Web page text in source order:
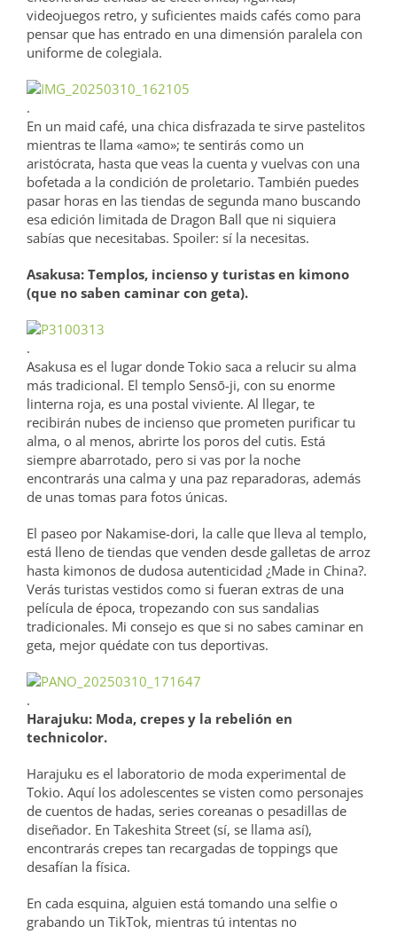
videojuegos retro, y suficientes maids cafés como para
pensar que has entrado en una dimensión paralela con
uniforme de colegiala.
.
En un maid café, una chica disfrazada te sirve pastelitos
mientras te llama «amo»; te sentirás como un
aristócrata, hasta que veas la cuenta y vuelvas con una
bofetada a la condición de proletario. También puedes
pasar horas en las tiendas de segunda mano buscando
esa edición limitada de Dragon Ball que ni siquiera
sabías que necesitabas. Spoiler: sí la necesitas.
Asakusa: Templos, incienso y turistas en kimono
(que no saben caminar con geta).
.
Asakusa es el lugar donde Tokio saca a relucir su alma
más tradicional. El templo Sensō-ji, con su enorme
linterna roja, es una postal viviente. Al llegar, te
recibirán nubes de incienso que prometen purificar tu
alma, o al menos, abrirte los poros del cutis. Está
siempre abarrotado, pero si vas por la noche
encontrarás una calma y una paz reparadoras, además
de unas tomas para fotos únicas.
El paseo por Nakamise-dori, la calle que lleva al templo,
está lleno de tiendas que venden desde galletas de arroz
hasta kimonos de dudosa autenticidad ¿Made in China?.
Verás turistas vestidos como si fueran extras de una
película de época, tropezando con sus sandalias
tradicionales. Mi consejo es que si no sabes caminar en
geta, mejor quédate con tus deportivas.
.
Harajuku: Moda, crepes y la rebelión en
technicolor.
Harajuku es el laboratorio de moda experimental de
Tokio. Aquí los adolescentes se visten como personajes
de cuentos de hadas, series coreanas o pesadillas de
diseñador. En Takeshita Street (sí, se llama así),
encontrarás crepes tan recargadas de toppings que
desafían la física.
En cada esquina, alguien está tomando una selfie o
grabando un TikTok, mientras tú intentas no